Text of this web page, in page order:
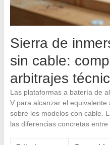
Sierra de
sin cable:
arbitrajes
Las plataformas a batería de
V para alcanzar el
sobre los modelos con cable.
las diferencias concretas entre